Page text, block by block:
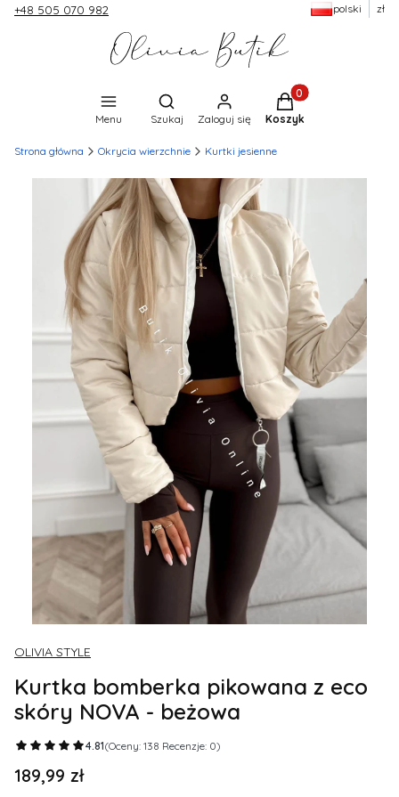
+48 505 070 982 polski zł
Menu
Otwórz wyszukiwarkę
Szukaj Zaloguj się
Produkty w
Koszyk
Strona główna Okrycia wierzchnie Kurtki jesienne
OLIVIA STYLE
Kurtka bomberka pikowana z eco
skóry NOVA - beżowa
4.81(Oceny: 138 Recenzje: 0)
Cena
189,99 zł